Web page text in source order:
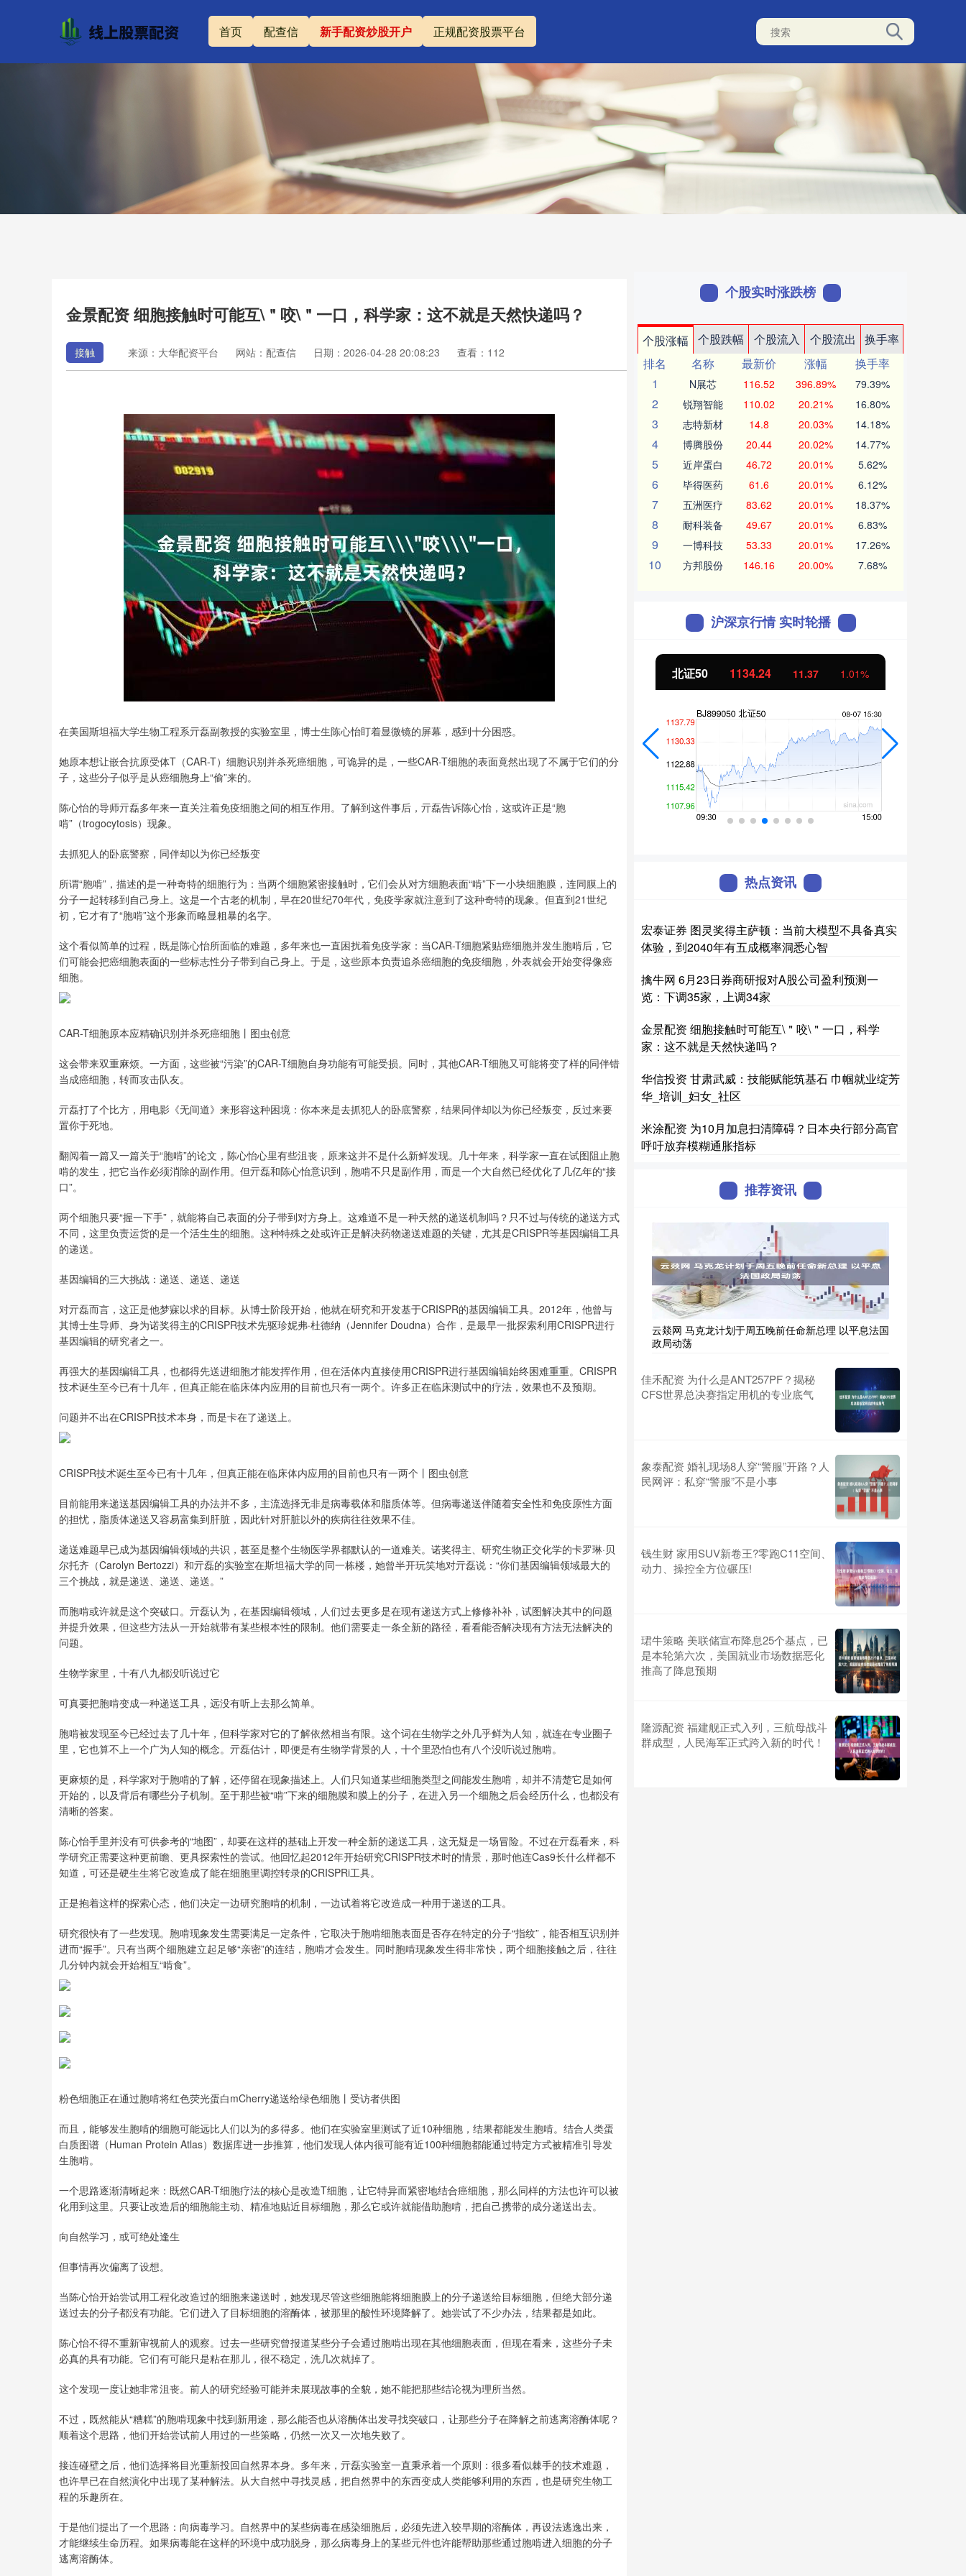
首页 配查信 新手配资炒股开户 正规配资股票平台
金景配资 细胞接触时可能互\＂咬\＂一口，科学家：这不就是天然快递吗？
接触 来源：大华配资平台 网站：配查信 日期：2026-04-28 20:08:23 查看：112
在美国斯坦福大学生物工程系亓磊副教授的实验室里，博士生陈心怡盯着显微镜的屏幕，感到十分困惑。
她原本想让嵌合抗原受体T（CAR-T）细胞识别并杀死癌细胞，可诡异的是，一些CAR-T细胞的表面竟然出现了不属于它们的分
子，这些分子似乎是从癌细胞身上“偷”来的。
陈心怡的导师亓磊多年来一直关注着免疫细胞之间的相互作用。了解到这件事后，亓磊告诉陈心怡，这或许正是“胞
啃”（trogocytosis）现象。
去抓犯人的卧底警察，同伴却以为你已经叛变
所谓“胞啃”，描述的是一种奇特的细胞行为：当两个细胞紧密接触时，它们会从对方细胞表面“啃”下一小块细胞膜，连同膜上的
分子一起转移到自己身上。这是一个古老的机制，早在20世纪70年代，免疫学家就注意到了这种奇特的现象。但直到21世纪
初，它才有了“胞啃”这个形象而略显粗暴的名字。
这个看似简单的过程，既是陈心怡所面临的难题，多年来也一直困扰着免疫学家：当CAR-T细胞紧贴癌细胞并发生胞啃后，它
们可能会把癌细胞表面的一些标志性分子带到自己身上。于是，这些原本负责追杀癌细胞的免疫细胞，外表就会开始变得像癌
细胞。
CAR-T细胞原本应精确识别并杀死癌细胞丨图虫创意
这会带来双重麻烦。一方面，这些被“污染”的CAR-T细胞自身功能有可能受损。同时，其他CAR-T细胞又可能将变了样的同伴错
当成癌细胞，转而攻击队友。
亓磊打了个比方，用电影《无间道》来形容这种困境：你本来是去抓犯人的卧底警察，结果同伴却以为你已经叛变，反过来要
置你于死地。
翻阅着一篇又一篇关于“胞啃”的论文，陈心怡心里有些沮丧，原来这并不是什么新鲜发现。几十年来，科学家一直在试图阻止胞
啃的发生，把它当作必须消除的副作用。但亓磊和陈心怡意识到，胞啃不只是副作用，而是一个大自然已经优化了几亿年的“接
口”。
两个细胞只要“握一下手”，就能将自己表面的分子带到对方身上。这难道不是一种天然的递送机制吗？只不过与传统的递送方式
不同，这里负责运货的是一个活生生的细胞。这种特殊之处或许正是解决药物递送难题的关键，尤其是CRISPR等基因编辑工具
的递送。
基因编辑的三大挑战：递送、递送、递送
对亓磊而言，这正是他梦寐以求的目标。从博士阶段开始，他就在研究和开发基于CRISPR的基因编辑工具。2012年，他曾与
其博士生导师、身为诺奖得主的CRISPR技术先驱珍妮弗·杜德纳（Jennifer Doudna）合作，是最早一批探索利用CRISPR进行
基因编辑的研究者之一。
再强大的基因编辑工具，也都得先送进细胞才能发挥作用，但在活体内直接使用CRISPR进行基因编辑始终困难重重。CRISPR
技术诞生至今已有十几年，但真正能在临床体内应用的目前也只有一两个。许多正在临床测试中的疗法，效果也不及预期。
问题并不出在CRISPR技术本身，而是卡在了递送上。
CRISPR技术诞生至今已有十几年，但真正能在临床体内应用的目前也只有一两个丨图虫创意
目前能用来递送基因编辑工具的办法并不多，主流选择无非是病毒载体和脂质体等。但病毒递送伴随着安全性和免疫原性方面
的担忧，脂质体递送又容易富集到肝脏，因此针对肝脏以外的疾病往往效果不佳。
递送难题早已成为基因编辑领域的共识，甚至是整个生物医学界都默认的一道难关。诺奖得主、研究生物正交化学的卡罗琳·贝
尔托齐（Carolyn Bertozzi）和亓磊的实验室在斯坦福大学的同一栋楼，她曾半开玩笑地对亓磊说：“你们基因编辑领域最大的
三个挑战，就是递送、递送、递送。”
而胞啃或许就是这个突破口。亓磊认为，在基因编辑领域，人们过去更多是在现有递送方式上修修补补，试图解决其中的问题
并提升效果，但这些方法从一开始就带有某些根本性的限制。他们需要走一条全新的路径，看看能否解决现有方法无法解决的
问题。
生物学家里，十有八九都没听说过它
可真要把胞啃变成一种递送工具，远没有听上去那么简单。
胞啃被发现至今已经过去了几十年，但科学家对它的了解依然相当有限。这个词在生物学之外几乎鲜为人知，就连在专业圈子
里，它也算不上一个广为人知的概念。亓磊估计，即便是有生物学背景的人，十个里恐怕也有八个没听说过胞啃。
更麻烦的是，科学家对于胞啃的了解，还停留在现象描述上。人们只知道某些细胞类型之间能发生胞啃，却并不清楚它是如何
开始的，以及背后有哪些分子机制。至于那些被“啃”下来的细胞膜和膜上的分子，在进入另一个细胞之后会经历什么，也都没有
清晰的答案。
陈心怡手里并没有可供参考的“地图”，却要在这样的基础上开发一种全新的递送工具，这无疑是一场冒险。不过在亓磊看来，科
学研究正需要这种更前瞻、更具探索性的尝试。他回忆起2012年开始研究CRISPR技术时的情景，那时他连Cas9长什么样都不
知道，可还是硬生生将它改造成了能在细胞里调控转录的CRISPRi工具。
正是抱着这样的探索心态，他们决定一边研究胞啃的机制，一边试着将它改造成一种用于递送的工具。
研究很快有了一些发现。胞啃现象发生需要满足一定条件，它取决于胞啃细胞表面是否存在特定的分子“指纹”，能否相互识别并
进而“握手”。只有当两个细胞建立起足够“亲密”的连结，胞啃才会发生。同时胞啃现象发生得非常快，两个细胞接触之后，往往
几分钟内就会开始相互“啃食”。
粉色细胞正在通过胞啃将红色荧光蛋白mCherry递送给绿色细胞丨受访者供图
而且，能够发生胞啃的细胞可能远比人们以为的多得多。他们在实验室里测试了近10种细胞，结果都能发生胞啃。结合人类蛋
白质图谱（Human Protein Atlas）数据库进一步推算，他们发现人体内很可能有近100种细胞都能通过特定方式被精准引导发
生胞啃。
一个思路逐渐清晰起来：既然CAR-T细胞疗法的核心是改造T细胞，让它特异而紧密地结合癌细胞，那么同样的方法也许可以被
化用到这里。只要让改造后的细胞能主动、精准地贴近目标细胞，那么它或许就能借助胞啃，把自己携带的成分递送出去。
向自然学习，或可绝处逢生
但事情再次偏离了设想。
当陈心怡开始尝试用工程化改造过的细胞来递送时，她发现尽管这些细胞能将细胞膜上的分子递送给目标细胞，但绝大部分递
送过去的分子都没有功能。它们进入了目标细胞的溶酶体，被那里的酸性环境降解了。她尝试了不少办法，结果都是如此。
陈心怡不得不重新审视前人的观察。过去一些研究曾报道某些分子会通过胞啃出现在其他细胞表面，但现在看来，这些分子未
必真的具有功能。它们有可能只是粘在那儿，很不稳定，洗几次就掉了。
这个发现一度让她非常沮丧。前人的研究经验可能并未展现故事的全貌，她不能把那些结论视为理所当然。
不过，既然能从“糟糕”的胞啃现象中找到新用途，那么能否也从溶酶体出发寻找突破口，让那些分子在降解之前逃离溶酶体呢？
顺着这个思路，他们开始尝试前人用过的一些策略，仍然一次又一次地失败了。
接连碰壁之后，他们选择将目光重新投回自然界本身。多年来，亓磊实验室一直秉承着一个原则：很多看似棘手的技术难题，
也许早已在自然演化中出现了某种解法。从大自然中寻找灵感，把自然界中的东西变成人类能够利用的东西，也是研究生物工
程的乐趣所在。
于是他们提出了一个思路：向病毒学习。自然界中的某些病毒在感染细胞后，必须先进入较早期的溶酶体，再设法逃逸出来，
才能继续生命历程。如果病毒能在这样的环境中成功脱身，那么病毒身上的某些元件也许能帮助那些通过胞啃进入细胞的分子
逃离溶酶体。
个股实时涨跌榜
个股涨幅 个股跌幅 个股流入 个股流出
换手率
排名
名称 最新价 涨幅
换手率
1
N展芯 116.52 396.89% 79.39%
2 锐翔智能 110.02 20.21% 16.80%
3 志特新材 14.8 20.03% 14.18%
4 博腾股份 20.44 20.02% 14.77%
5 近岸蛋白 46.72 20.01% 5.62%
6 毕得医药 61.6 20.01% 6.12%
7 五洲医疗 83.62 20.01% 18.37%
8 耐科装备 49.67 20.01% 6.83%
9 一博科技 53.33 20.01% 17.26%
10 方邦股份 146.16 20.00% 7.68%
沪深京行情 实时轮播
4694.44 1134.24 11.37 1.01%
热点资讯
宏泰证券 图灵奖得主萨顿：当前大模型不具备真实
体验，到2040年有五成概率洞悉心智
擒牛网 6月23日券商研报对A股公司盈利预测一
览：下调35家，上调34家
金景配资 细胞接触时可能互\＂咬\＂一口，科学
家：这不就是天然快递吗？
华信投资 甘肃武威：技能赋能筑基石 巾帼就业绽芳
华_培训_妇女_社区
米涂配资 为10月加息扫清障碍？日本央行部分高官
呼吁放弃模糊通胀指标
推荐资讯
云燚网 马克龙计划于周五晚前任命新总理 以平息法国
政局动荡
佳禾配资 为什么是ANT257PF？揭秘
CFS世界总决赛指定用机的专业底气
象泰配资 婚礼现场8人穿“警服”开路？人
民网评：私穿“警服”不是小事
钱生财 家用SUV新卷王?零跑C11空间、
动力、操控全方位碾压!
珺牛策略 美联储宣布降息25个基点，已
是本轮第六次，美国就业市场数据恶化
推高了降息预期
隆源配资 福建舰正式入列，三航母战斗
群成型，人民海军正式跨入新的时代！